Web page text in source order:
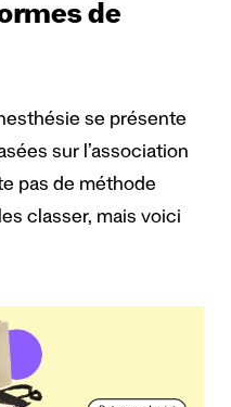
de
se présente
sur l’association
pas de méthode
classer, mais voici